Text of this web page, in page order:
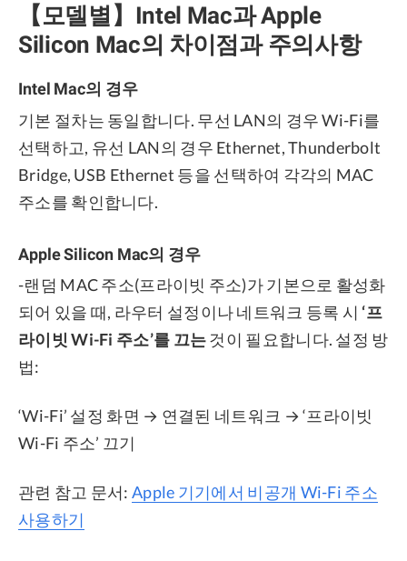
【모델별】Intel Mac과 Apple
Silicon Mac의 차이점과 주의사항
Intel Mac의 경우
기본 절차는 동일합니다. 무선 LAN의 경우 Wi-Fi를
선택하고, 유선 LAN의 경우 Ethernet, Thunderbolt
Bridge, USB Ethernet 등을 선택하여 각각의 MAC
주소를 확인합니다.
Apple Silicon Mac의 경우
-랜덤 MAC 주소(프라이빗 주소)가 기본으로 활성화
되어 있을 때, 라우터 설정이나 네트워크 등록 시 ‘프
라이빗 Wi-Fi 주소’를 끄는것이 필요합니다. 설정 방
법:
‘Wi-Fi’ 설정 화면 → 연결된 네트워크 → ‘프라이빗
Wi-Fi 주소’ 끄기
관련 참고 문서: Apple 기기에서 비공개 Wi-Fi 주소
사용하기